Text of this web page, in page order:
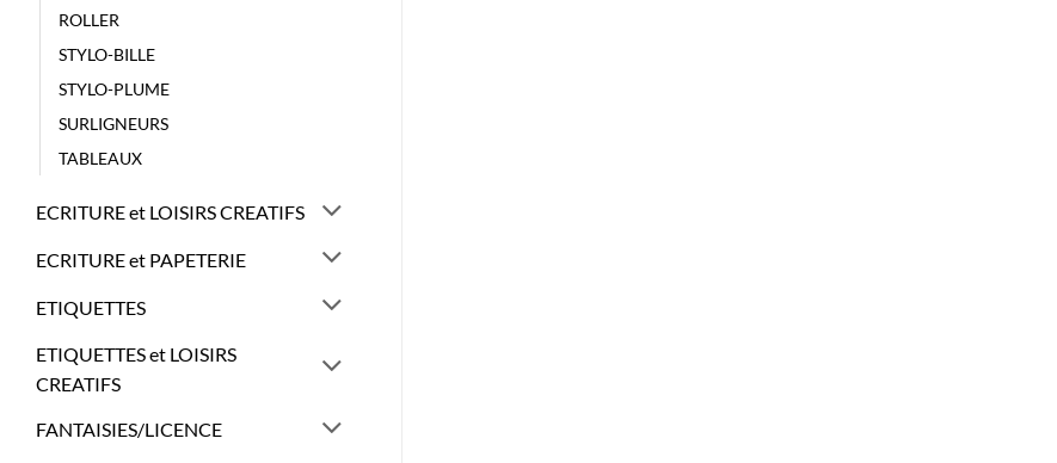
ROLLER
STYLO-BILLE
STYLO-PLUME
SURLIGNEURS
TABLEAUX
ECRITURE et LOISIRS CREATIFS
ECRITURE et PAPETERIE
ETIQUETTES
ETIQUETTES et LOISIRS
CREATIFS
FANTAISIES/LICENCE